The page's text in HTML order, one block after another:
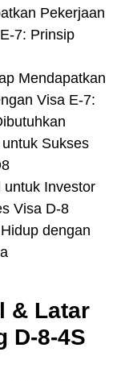
Pekerjaan
7: Prinsip
Mendapatkan
Visa E-7:
Sukses
untuk Investor
Visa D-8
dengan
& Latar
D-8-4S